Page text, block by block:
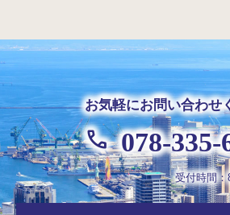
お気軽にお問い合わせ
078-335-
受付時間：